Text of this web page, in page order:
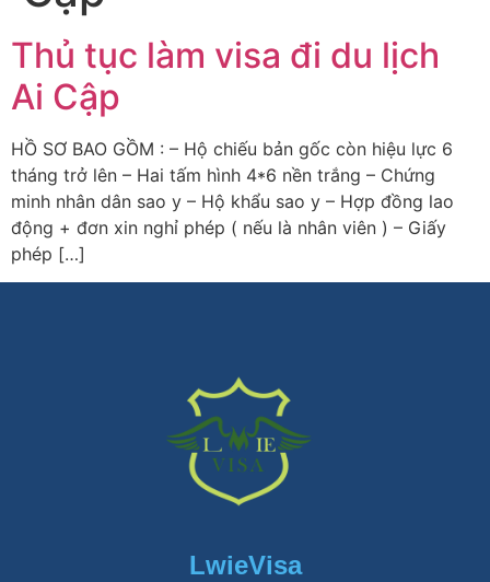
Thủ tục làm visa đi du lịch
Ai Cập
HỒ SƠ BAO GỒM : – Hộ chiếu bản gốc còn hiệu lực 6
tháng trở lên – Hai tấm hình 4*6 nền trắng – Chứng
minh nhân dân sao y – Hộ khẩu sao y – Hợp đồng lao
động + đơn xin nghỉ phép ( nếu là nhân viên ) – Giấy
phép […]
LwieVisa